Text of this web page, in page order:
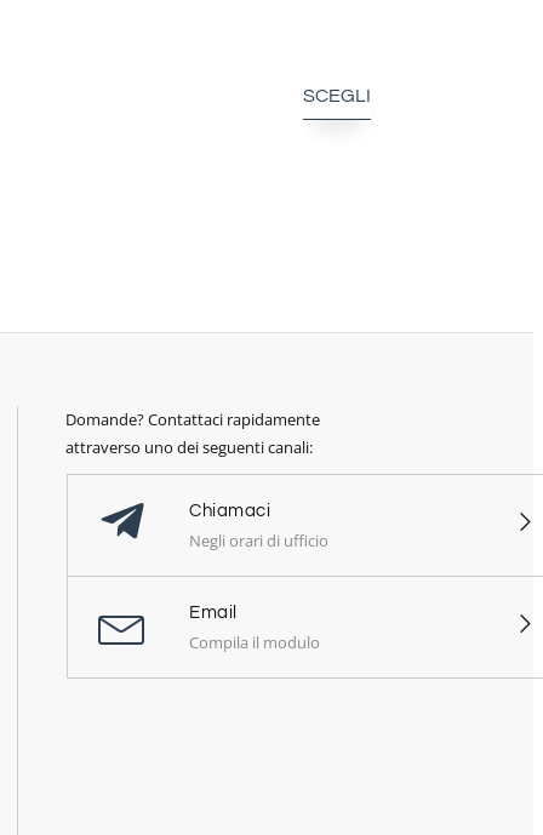
SCEGLI
Domande? Contattaci rapidamente
attraverso uno dei seguenti canali:
Chiamaci
Negli orari di ufficio
Email
Compila il modulo